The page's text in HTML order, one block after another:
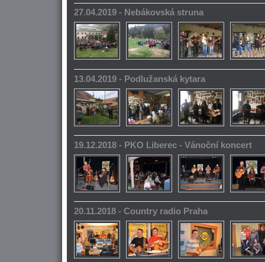
27.04.2019 - Nebákovská struna
13.04.2019 - Podlužanská kytara
19.12.2018 - PKO Liberec - Vánoční koncert
20.11.2018 - Country radio Praha